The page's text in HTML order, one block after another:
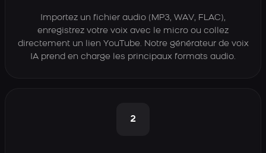
Importez un fichier audio (MP3, WAV, FLAC),
enregistrez votre voix avec le micro ou collez
directement un lien YouTube. Notre générateur de voix
IA prend en charge les principaux formats audio.
2